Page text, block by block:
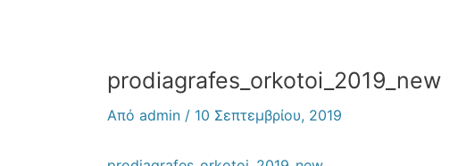
prodiagrafes_orkotoi_2019_new
Από admin / 10 Σεπτεμβρίου, 2019